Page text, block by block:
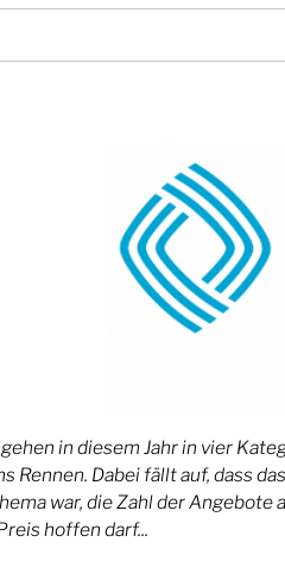
in diesem Jahr in vier
Rennen. Dabei fällt auf, dass
war, die Zahl der Angebote
hoffen darf...